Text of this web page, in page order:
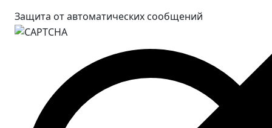
Защита от автоматических сообщений